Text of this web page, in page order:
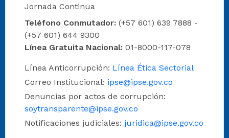
Jornada Continua
Teléfono Conmutador: (+57 601) 639 7888 -
(+57 601) 644 9300
Línea Gratuita Nacional: 01-8000-117-078
Línea Anticorrupción: Línea Ética Sectorial
Correo Institucional: ipse@ipse.gov.co
Denuncias por actos de corrupción:
soytransparente@ipse.gov.co
Notificaciones judiciales: juridica@ipse.gov.co